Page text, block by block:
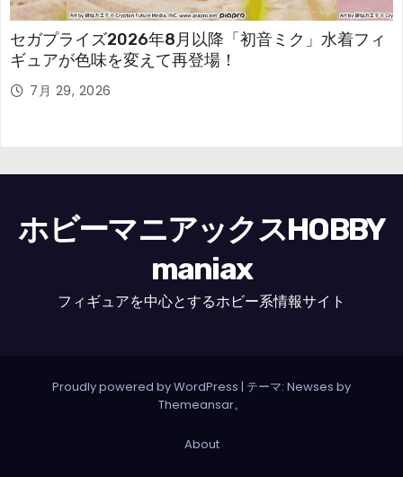
セガプライズ2026年8月以降「初音ミク」水着フィ
ギュアが色味を変えて再登場！
7月 29, 2026
ホビーマニアックスHOBBY
maniax
フィギュアを中心とするホビー系情報サイト
Proudly powered by WordPress | テーマ: Newses by
Themeansar。
About